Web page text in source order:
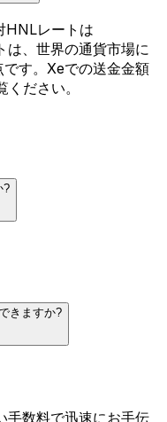
HNLレートは
、世界の通貨市場に
す。Xeでの送金金額
ください。
?
きますか?
手数料で迅速にお手伝